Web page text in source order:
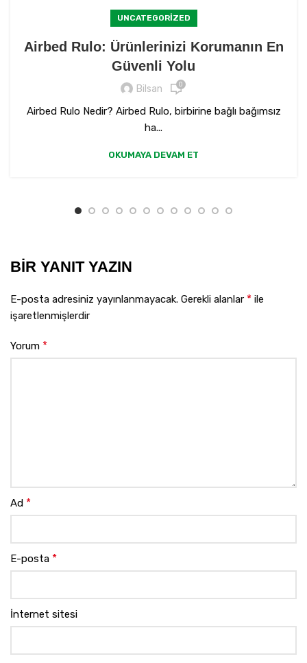
UNCATEGORIZED
Airbed Rulo: Ürünlerinizi Korumanın En
Güvenli Yolu
Bilsan 0
Airbed Rulo Nedir? Airbed Rulo, birbirine bağlı bağımsız
ha...
OKUMAYA DEVAM ET
BIR YANIT YAZIN
E-posta adresiniz yayınlanmayacak. Gerekli alanlar * ile
işaretlenmişlerdir
Yorum *
Ad *
E-posta *
İnternet sitesi